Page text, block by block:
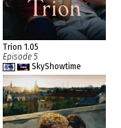
Trion 1.05
Episode 5
SkyShowtime